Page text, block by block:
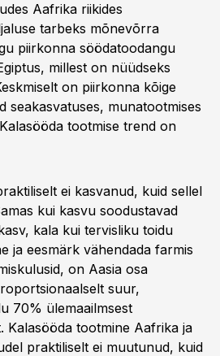
Aafrika riikides
tarbeks mõnevõrra
piirkonna söödatoodangu
millest on nüüdseks
on piirkonna kõige
seakasvatuses, munatootmises
Kalasööda tootmise trend on
ei kasvanud, kuid sellel
kui kasvu soodustavad
kala kui tervisliku toidu
ja eesmärk vähendada farmis
on Aasia osa
suur,
70% ülemaailmsest
Kalasööda tootmine Aafrika ja
praktiliselt ei muutunud, kuid